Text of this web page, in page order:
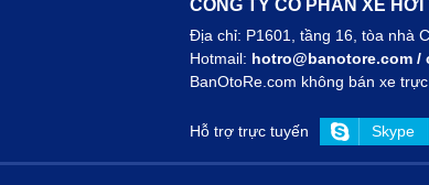
CÔNG TY CỔ PHẦN XE HƠI
Địa chỉ: P1601, tầng 16, tòa nhà
Hotmail: hotro@banotore.com /
BanOtoRe.com không bán xe
Hỗ trợ trực tuyến Skype